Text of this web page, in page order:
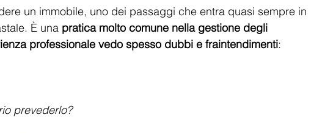
un immobile, uno dei passaggi che entra quasi sempre in
È una pratica molto comune nella gestione degli
professionale vedo spesso dubbi e fraintendimenti:
prevederlo?